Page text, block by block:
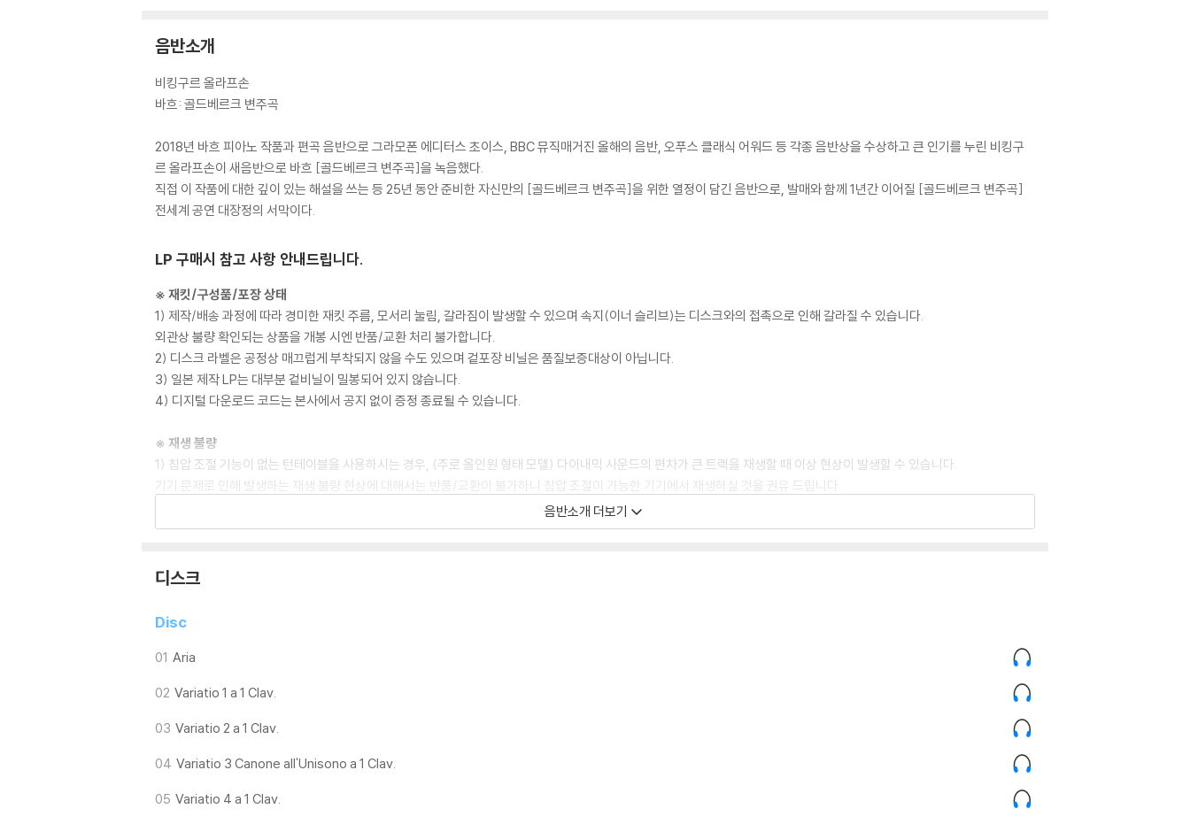
음반소개
비킹구르 올라프손
바흐: 골드베르크 변주곡
2018년 바흐 피아노 작품과 편곡 음반으로 그라모폰 에디터스 초이스, BBC 뮤직매거진 올해의 음반, 오푸스 클래식 어워드 등 각종 음반상을 수상하고 큰 인기를 누린 비킹구
르 올라프손이 새음반으로 바흐 [골드베르크 변주곡]을 녹음했다.
직접 이 작품에 대한 깊이 있는 해설을 쓰는 등 25년 동안 준비한 자신만의 [골드베르크 변주곡]을 위한 열정이 담긴 음반으로, 발매와 함께 1년간 이어질 [골드베르크 변주곡]
전세계 공연 대장정의 서막이다.
LP 구매시 참고 사항 안내드립니다.
※ 재킷/구성품/포장 상태
1) 제작/배송 과정에 따라 경미한 재킷 주름, 모서리 눌림, 갈라짐이 발생할 수 있으며 속지(이너 슬리브)는 디스크와의 접촉으로 인해 갈라질 수 있습니다.
외관상 불량 확인되는 상품을 개봉 시엔 반품/교환 처리 불가합니다.
2) 디스크 라벨은 공정상 매끄럽게 부착되지 않을 수도 있으며 겉포장 비닐은 품질보증대상이 아닙니다.
3) 일본 제작 LP는 대부분 겉비닐이 밀봉되어 있지 않습니다.
4) 디지털 다운로드 코드는 본사에서 공지 없이 증정 종료될 수 있습니다.
※ 재생 불량
1) 침압 조절 기능이 없는 턴테이블을 사용하시는 경우, (주로 올인원 형태 모델) 다이내믹 사운드의 편차가 큰 트랙을 재생할 때 이상 현상이 발생할 수 있습니다.
기기 문제로 인해 발생하는 재생 불량 현상에 대해서는 반품/교환이 불가하니 침압 조절이 가능한 기기에서 재생하실 것을 권유 드립니다.
2) 디스크는 정전기와 먼지로 인해 재생이 원활하지 않은 경우가 있습니다. 전용 제품으로 이를 제거하면 대부분 해결됩니다.
3) 바늘에 먼지가 쌓이는 경우에도 재생이 원활하지 않을 수 있습니다.
※ 디스크 외관 불량
1) 열을 가하여 제작하는 바이닐 공정 특성상 디스크 표면이 미세하게 울렁거리거나 휘어지는 경우가 있습니다.
재생이 불안정한 경우 스태빌라이저를 사용하시면 좀 더 안정적인 재생이 가능합니다.
는 전용 제품 등을 이용하여 센터 홀을 조정하시면 해결됩니다.
가능합니다
아래에 해당하는 경우는 불량이 아니므로 개봉 후 반품/교환이 불가합니다.
2) 컬러 디스크의 특성상 제작 공정시 앨범마다 색상 차이가 나는 경우도 있습니다.
음반소개 더보기
디스크
Disc
01 Aria
02 Variatio 1 a 1 Clav.
03 Variatio 2 a 1 Clav.
04 Variatio 3 Canone all'Unisono a 1 Clav.
05 Variatio 4 a 1 Clav.